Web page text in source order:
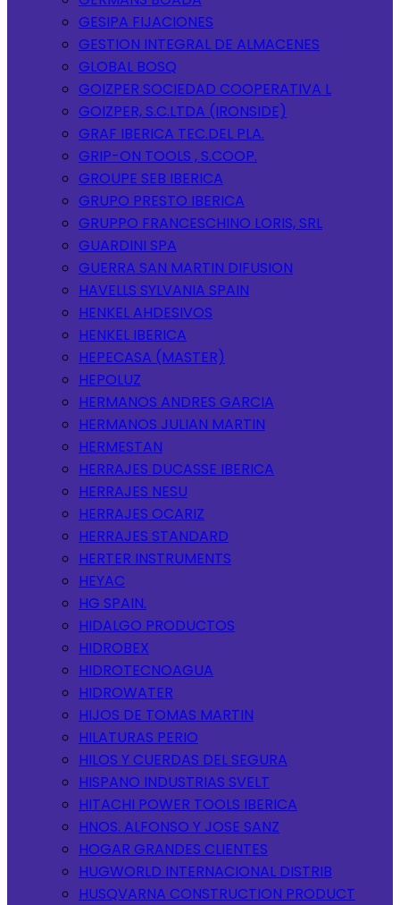
GESIPA FIJACIONES
GESTION INTEGRAL DE ALMACENES
GLOBAL BOSQ
GOIZPER SOCIEDAD COOPERATIVA L
GOIZPER, S.C.LTDA (IRONSIDE)
GRAF IBERICA TEC.DEL PLA.
GRIP-ON TOOLS , S.COOP.
GROUPE SEB IBERICA
GRUPO PRESTO IBERICA
GRUPPO FRANCESCHINO LORIS, SRL
GUARDINI SPA
GUERRA SAN MARTIN DIFUSION
HAVELLS SYLVANIA SPAIN
HENKEL AHDESIVOS
HENKEL IBERICA
HEPECASA (MASTER)
HEPOLUZ
HERMANOS ANDRES GARCIA
HERMANOS JULIAN MARTIN
HERMESTAN
HERRAJES DUCASSE IBERICA
HERRAJES NESU
HERRAJES OCARIZ
HERRAJES STANDARD
HERTER INSTRUMENTS
HEYAC
HG SPAIN.
HIDALGO PRODUCTOS
HIDROBEX
HIDROTECNOAGUA
HIDROWATER
HIJOS DE TOMAS MARTIN
HILATURAS PERIO
HILOS Y CUERDAS DEL SEGURA
HISPANO INDUSTRIAS SVELT
HITACHI POWER TOOLS IBERICA
HNOS. ALFONSO Y JOSE SANZ
HOGAR GRANDES CLIENTES
HUGWORLD INTERNACIONAL DISTRIB
HUSQVARNA CONSTRUCTION PRODUCT